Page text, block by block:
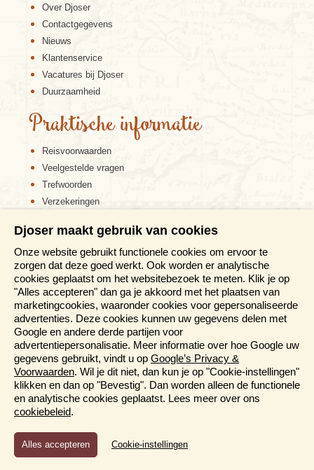
Over Djoser
Contactgegevens
Nieuws
Klantenservice
Vacatures bij Djoser
Duurzaamheid
Praktische informatie
Reisvoorwaarden
Veelgestelde vragen
Trefwoorden
Verzekeringen
Disclaimer
Cookiebeleid
Privacy verklaring
Reis en boek met Djoser zekerheid
Meer weten?
Brochure aanvragen
Presentaties en Informatiedagen
Magazine
Aanmelden nieuwsbrief
Djoser maakt gebruik van cookies
Onze website gebruikt functionele cookies om ervoor te
zorgen dat deze goed werkt. Ook worden er analytische
cookies geplaatst om het websitebezoek te meten. Klik je op
"Alles accepteren" dan ga je akkoord met het plaatsen van
marketingcookies, waaronder cookies voor gepersonaliseerde
advertenties. Deze cookies kunnen uw gegevens delen met
Google en andere derde partijen voor
advertentiepersonalisatie. Meer informatie over hoe Google uw
gegevens gebruikt, vindt u op Google’s Privacy &
Voorwaarden. Wil je dit niet, dan kun je op "Cookie-instellingen"
klikken en dan op "Bevestig". Dan worden alleen de functionele
en analytische cookies geplaatst. Lees meer over ons
cookiebeleid.
Functioneel en Analytisch
Cookies die er voor zorgen dat de website naar behoren
Cookie-instellingen